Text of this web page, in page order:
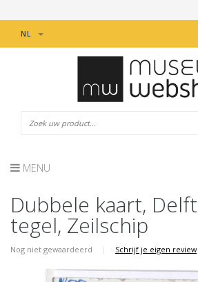
NL
MENU
Dubbele kaart,
tegel, Zeilschip
Nog niet gewaardeerd | Schrijf je eigen review